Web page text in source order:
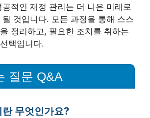
적인 재정 관리는 더 나은 미래로
것입니다. 모든 과정을 통해 스스
정리하고, 필요한 조치를 취하는
택입니다.
질문 Q&A
무엇인가요?